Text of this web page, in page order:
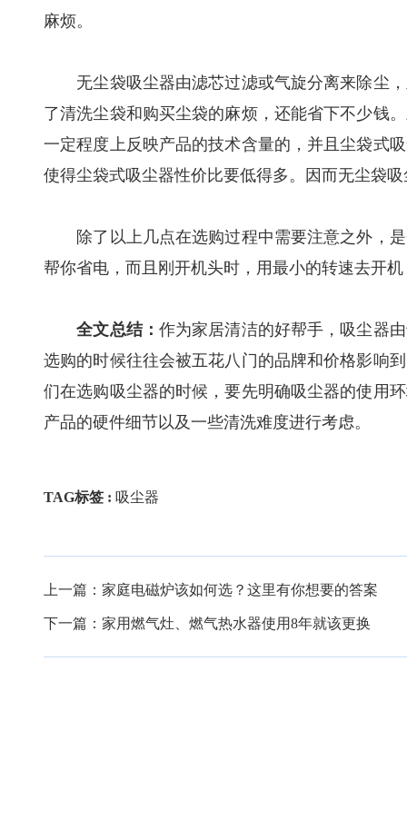
麻烦。
无尘袋吸尘器由滤芯过滤或气旋分离来除尘，
了清洗尘袋和购买尘袋的麻烦，还能省下不少钱
一定程度上反映产品的技术含量的，并且尘袋式
使得尘袋式吸尘器性价比要低得多。因而无尘袋
除了以上几点在选购过程中需要注意之外，是
帮你省电，而且刚开机头时，用最小的转速去开
全文总结： 作为家居清洁的好帮手，吸尘器
选购的时候往往会被五花八门的品牌和价格影响
们在选购吸尘器的时候，要先明确吸尘器的使用
产品的硬件细节以及一些清洗难度进行考虑。
TAG标签 : 吸尘器
上一篇： 家庭电磁炉该如何选？这里有你想要的答案
下一篇： 家用燃气灶、燃气热水器使用8年就该更换